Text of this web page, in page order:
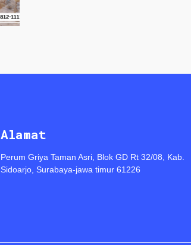
Alamat
Perum Griya Taman Asri, Blok GD Rt 32/08, Kab.
Sidoarjo, Surabaya-jawa timur 61226